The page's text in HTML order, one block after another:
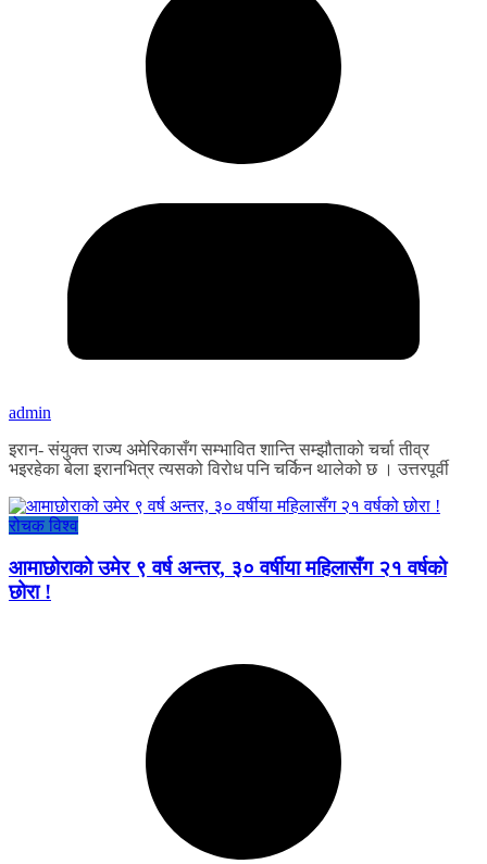
admin
इरान- संयुक्त राज्य अमेरिकासँग सम्भावित शान्ति सम्झौताको चर्चा तीव्र
भइरहेका बेला इरानभित्र त्यसको विरोध पनि चर्किन थालेको छ । उत्तरपूर्वी
रोचक विश्व
आमाछोराको उमेर ९ वर्ष अन्तर, ३० वर्षीया महिलासँग २१ वर्षको
छोरा !